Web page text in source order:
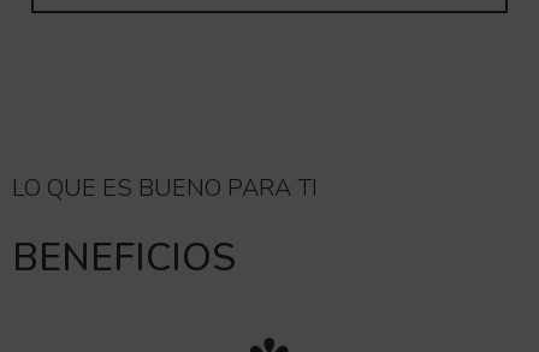
LO QUE ES BUENO PARA TI
BENEFICIOS